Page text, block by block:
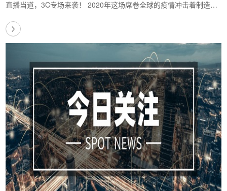
直播当道，3C专场来袭！ 2020年这场席卷全球的疫情冲击着制造业